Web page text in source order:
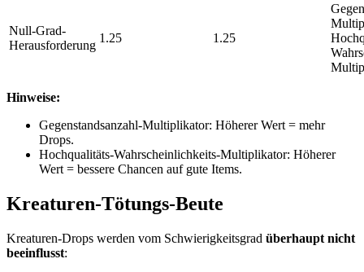
Null-Grad-
Herausforderung
1.25 1.25
Hinweise:
Gegenstandsanzahl-Multiplikator: Höherer Wert = mehr
Drops.
Hochqualitäts-Wahrscheinlichkeits-Multiplikator: Höherer
Wert = bessere Chancen auf gute Items.
Kreaturen-Tötungs-Beute
Kreaturen-Drops werden vom Schwierigkeitsgrad überhaupt nicht
beeinflusst: